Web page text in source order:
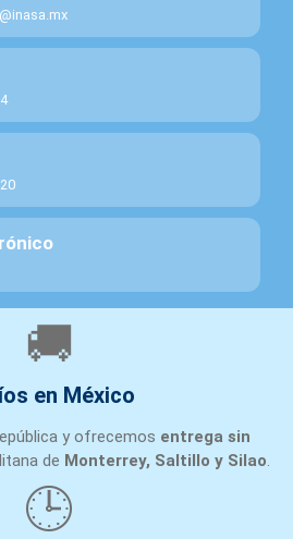
🚚
en México
y ofrecemos entrega sin
de Monterrey, Saltillo y Silao
🕒